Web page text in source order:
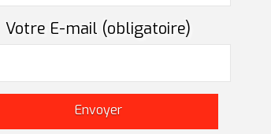
Votre E-mail (obligatoire)